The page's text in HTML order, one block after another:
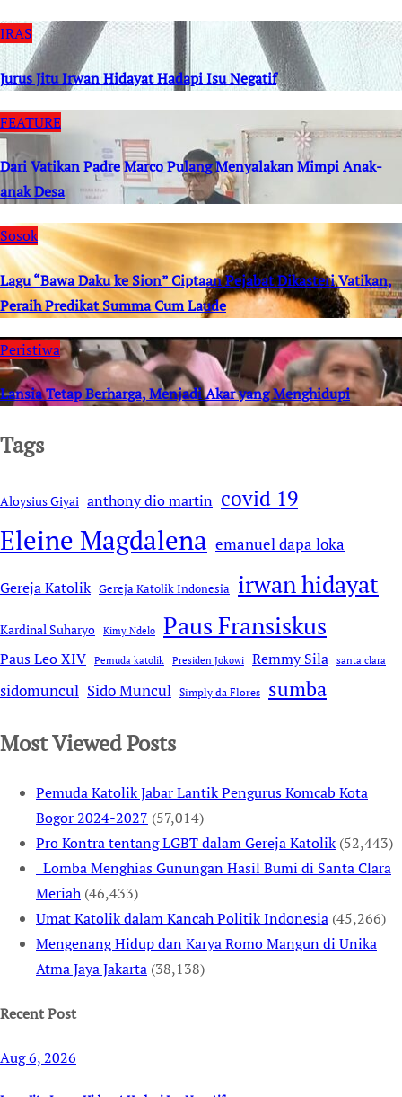
IRAS
Jurus Jitu Irwan Hidayat Hadapi Isu Negatif
FEATURE
Dari Vatikan Padre Marco Pulang Menyalakan Mimpi Anak-
anak Desa
Sosok
Lagu “Bawa Daku ke Sion” Ciptaan Pejabat Dikasteri Vatikan,
Peraih Predikat Summa Cum Laude
Peristiwa
Lansia Tetap Berharga, Menjadi Akar yang Menghidupi
Tags
Aloysius Giyai anthony dio martin covid 19
Eleine Magdalena emanuel dapa loka
Gereja Katolik Gereja Katolik Indonesia irwan hidayat
Kardinal Suharyo Kimy Ndelo Paus Fransiskus
Paus Leo XIV Pemuda katolik Presiden Jokowi Remmy Sila santa clara
sidomuncul Sido Muncul Simply da Flores sumba
Most Viewed Posts
Pemuda Katolik Jabar Lantik Pengurus Komcab Kota
Bogor 2024-2027 (57,014)
Pro Kontra tentang LGBT dalam Gereja Katolik (52,443)
Lomba Menghias Gunungan Hasil Bumi di Santa Clara
Meriah (46,433)
Umat Katolik dalam Kancah Politik Indonesia (45,266)
Mengenang Hidup dan Karya Romo Mangun di Unika
Atma Jaya Jakarta (38,138)
Recent Post
Aug 6, 2026